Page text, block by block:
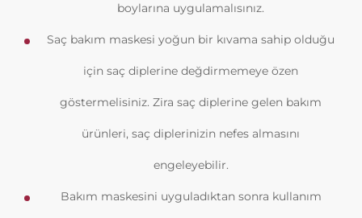
boylarına uygulamalısınız.
Saç bakım maskesi yoğun bir kıvama sahip olduğu
için saç diplerine değdirmemeye özen
göstermelisiniz. Zira saç diplerine gelen bakım
ürünleri, saç diplerinizin nefes almasını
engeleyebilir.
Bakım maskesini uyguladıktan sonra kullanım